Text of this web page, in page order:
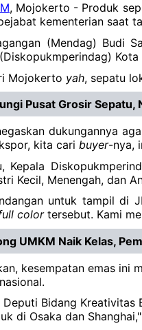
, Mojokerto - Produk
kementerian saat
(Mendag) Budi
Mojokerto yah, sepatu
Pusat Grosir Sepatu,
dukungannya
kita cari buyer-nya,
Kepala
Kecil, Menengah, dan
untuk tampil di
colortersebut. Kami
UMKM Naik Kelas,
kesempatan emas ini
Deputi Bidang
di Osaka dan